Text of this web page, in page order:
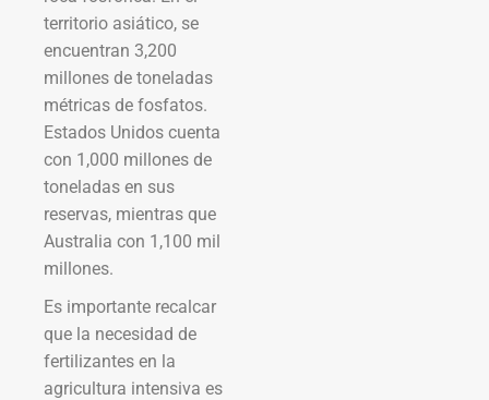
territorio asiático, se
encuentran 3,200
millones de toneladas
métricas de fosfatos.
Estados Unidos cuenta
con 1,000 millones de
toneladas en sus
reservas, mientras que
Australia con 1,100 mil
millones.
Es importante recalcar
que la necesidad de
fertilizantes en la
agricultura intensiva es